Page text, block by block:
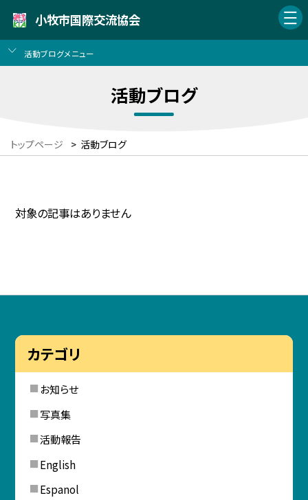
小牧市国際交流協会
活動ブログメニュー
活動ブログ
トップページ > 活動ブログ
対象の記事はありません
カテゴリ
お知らせ
写真集
活動報告
English
Espanol